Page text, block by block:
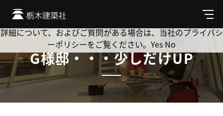
メ
ニ
ュ
G様邸・・・少しだけUP
Cookie を使用して、お客様の活動を追跡してもよろしいです
か? 当社ではお客様のプライバシーを極めて重視しています。
詳細について、およびご質問がある場合は、当社のプライバシ
ーポリシーをご覧ください。 Yes No